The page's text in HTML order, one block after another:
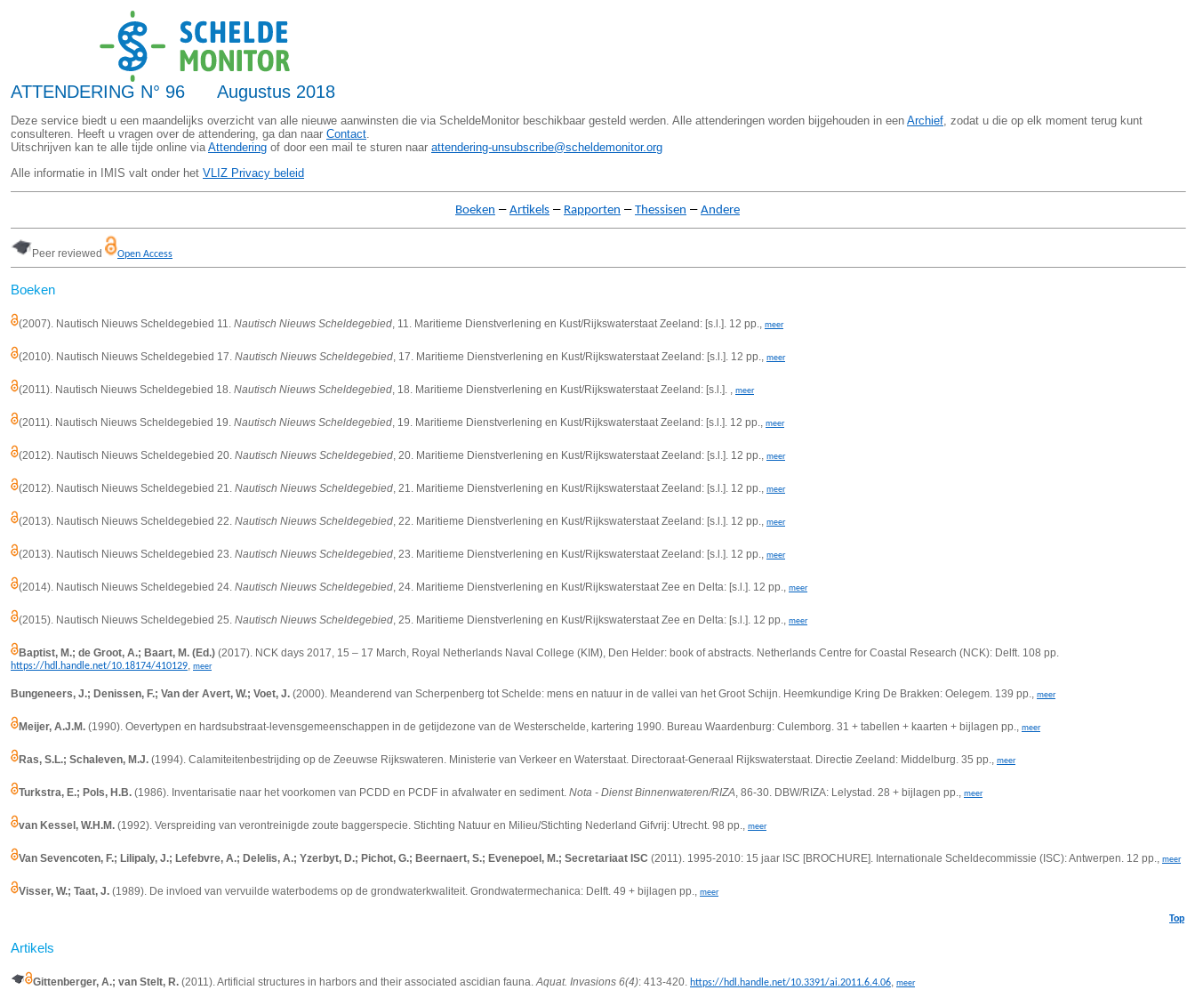
ATTENDERING N° 96 Augustus 2018
Deze service biedt u een maandelijks overzicht van alle nieuwe aanwinsten die via ScheldeMonitor beschikbaar gesteld werden. Alle attenderingen worden bijgehouden in een Archief, zodat u die op elk moment terug kunt
consulteren. Heeft u vragen over de attendering, ga dan naar Contact.
Uitschrijven kan te alle tijde online viaAttendering of door een mail te sturen naar attendering-unsubscribe@scheldemonitor.org
Alle informatie in IMIS valt onder het VLIZ Privacy beleid
Boeken – Artikels – Rapporten – Thessisen – Andere
Peer reviewed Open Access
Boeken
(2007). Nautisch Nieuws Scheldegebied 11. Nautisch Nieuws Scheldegebied, 11. Maritieme Dienstverlening en Kust/Rijkswaterstaat Zeeland: [s.l.]. 12 pp., meer
(2010). Nautisch Nieuws Scheldegebied 17. Nautisch Nieuws Scheldegebied, 17. Maritieme Dienstverlening en Kust/Rijkswaterstaat Zeeland: [s.l.]. 12 pp., meer
(2011). Nautisch Nieuws Scheldegebied 18. Nautisch Nieuws Scheldegebied, 18. Maritieme Dienstverlening en Kust/Rijkswaterstaat Zeeland: [s.l.]. , meer
(2011). Nautisch Nieuws Scheldegebied 19. Nautisch Nieuws Scheldegebied, 19. Maritieme Dienstverlening en Kust/Rijkswaterstaat Zeeland: [s.l.]. 12 pp., meer
(2012). Nautisch Nieuws Scheldegebied 20. Nautisch Nieuws Scheldegebied, 20. Maritieme Dienstverlening en Kust/Rijkswaterstaat Zeeland: [s.l.]. 12 pp., meer
(2012). Nautisch Nieuws Scheldegebied 21. Nautisch Nieuws Scheldegebied, 21. Maritieme Dienstverlening en Kust/Rijkswaterstaat Zeeland: [s.l.]. 12 pp., meer
(2013). Nautisch Nieuws Scheldegebied 22. Nautisch Nieuws Scheldegebied, 22. Maritieme Dienstverlening en Kust/Rijkswaterstaat Zeeland: [s.l.]. 12 pp., meer
(2013). Nautisch Nieuws Scheldegebied 23. Nautisch Nieuws Scheldegebied, 23. Maritieme Dienstverlening en Kust/Rijkswaterstaat Zeeland: [s.l.]. 12 pp., meer
(2014). Nautisch Nieuws Scheldegebied 24. Nautisch Nieuws Scheldegebied, 24. Maritieme Dienstverlening en Kust/Rijkswaterstaat Zee en Delta: [s.l.]. 12 pp., meer
(2015). Nautisch Nieuws Scheldegebied 25. Nautisch Nieuws Scheldegebied, 25. Maritieme Dienstverlening en Kust/Rijkswaterstaat Zee en Delta: [s.l.]. 12 pp., meer
Baptist, M.; de Groot, A.; Baart, M. (Ed.) (2017). NCK days 2017, 15 – 17 March, Royal Netherlands Naval College (KIM), Den Helder: book of abstracts. Netherlands Centre for Coastal Research (NCK): Delft. 108 pp.
https://hdl.handle.net/10.18174/410129, meer
Bungeneers, J.; Denissen, F.; Van der Avert, W.; Voet, J. (2000). Meanderend van Scherpenberg tot Schelde: mens en natuur in de vallei van het Groot Schijn. Heemkundige Kring De Brakken: Oelegem. 139 pp., meer
Meijer, A.J.M. (1990). Oevertypen en hardsubstraat-levensgemeenschappen in de getijdezone van de Westerschelde, kartering 1990. Bureau Waardenburg: Culemborg. 31 + tabellen + kaarten + bijlagen pp., meer
Ras, S.L.; Schaleven, M.J. (1994). Calamiteitenbestrijding op de Zeeuwse Rijkswateren. Ministerie van Verkeer en Waterstaat. Directoraat-Generaal Rijkswaterstaat. Directie Zeeland: Middelburg. 35 pp., meer
Turkstra, E.; Pols, H.B. (1986). Inventarisatie naar het voorkomen van PCDD en PCDF in afvalwater en sediment. Nota - Dienst Binnenwateren/RIZA, 86-30. DBW/RIZA: Lelystad. 28 + bijlagen pp., meer
van Kessel, W.H.M. (1992). Verspreiding van verontreinigde zoute baggerspecie. Stichting Natuur en Milieu/Stichting Nederland Gifvrij: Utrecht. 98 pp., meer
Van Sevencoten, F.; Lilipaly, J.; Lefebvre, A.; Delelis, A.; Yzerbyt, D.; Pichot, G.; Beernaert, S.; Evenepoel, M.; Secretariaat ISC (2011). 1995-2010: 15 jaar ISC [BROCHURE]. Internationale Scheldecommissie (ISC): Antwerpen. 12 pp., meer
Visser, W.; Taat, J. (1989). De invloed van vervuilde waterbodems op de grondwaterkwaliteit. Grondwatermechanica: Delft. 49 + bijlagen pp., meer
Top
Artikels
Gittenberger, A.; van Stelt, R. (2011). Artificial structures in harbors and their associated ascidian fauna.Aquat. Invasions 6(4): 413-420. https://hdl.handle.net/10.3391/ai.2011.6.4.06, meer